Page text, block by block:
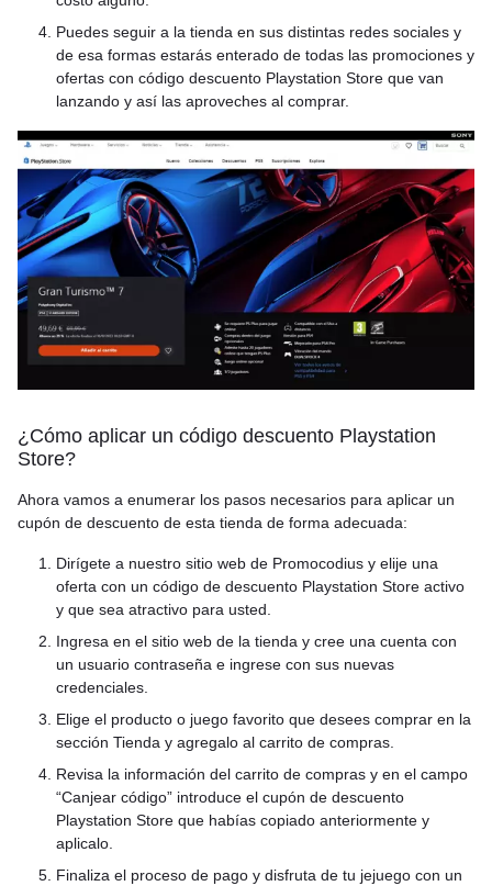
Puedes seguir a la tienda en sus distintas redes sociales y
de esa formas estarás enterado de todas las promociones y
ofertas con código descuento Playstation Store que van
lanzando y así las aproveches al comprar.
¿Cómo aplicar un código descuento Playstation
Store?
Ahora vamos a enumerar los pasos necesarios para aplicar un
cupón de descuento de esta tienda de forma adecuada:
Dirígete a nuestro sitio web de Promocodius y elije una
oferta con un código de descuento Playstation Store activo
y que sea atractivo para usted.
Ingresa en el sitio web de la tienda y cree una cuenta con
un usuario contraseña e ingrese con sus nuevas
credenciales.
Elige el producto o juego favorito que desees comprar en la
sección Tienda y agregalo al carrito de compras.
Revisa la información del carrito de compras y en el campo
“Canjear código” introduce el cupón de descuento
Playstation Store que habías copiado anteriormente y
aplicalo.
Finaliza el proceso de pago y disfruta de tu jejuego con un